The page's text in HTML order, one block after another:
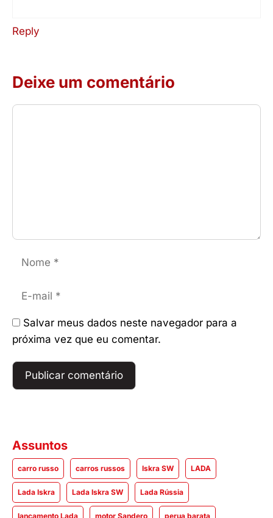
Reply
Deixe um comentário
Comentário
mail
Salvar meus dados neste navegador para a
próxima vez que eu comentar.
Assuntos
carro russo carros russos Iskra SW LADA
Lada Iskra Lada Iskra SW Lada Rússia
lançamento Lada motor Sandero perua barata